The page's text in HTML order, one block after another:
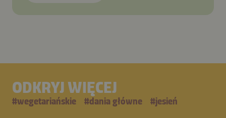
ODKRYJ WIĘCEJ
#wegetariańskie #dania główne #jesień